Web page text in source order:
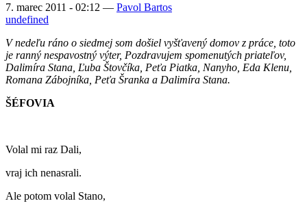
7. marec 2011 - 02:12 — Pavol Bartos
undefined
V nedeľu ráno o siedmej som došiel vyšťavený domov z práce, toto
je ranný nespavostný výter, Pozdravujem spomenutých priateľov,
Dalimíra Stana, Ľuba Štovčíka, Peťa Piatka, Nanyho, Eda Klenu,
Romana Zábojníka, Peťa Šranka a Dalimíra Stana.
ŠÉFOVIA
Volal mi raz Dali,
vraj ich nenasrali.
Ale potom volal Stano,